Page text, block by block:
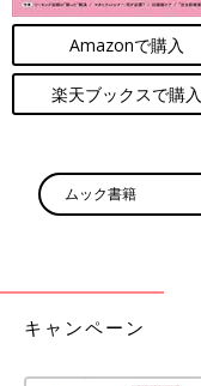
Amazonで購入
楽天ブックスで購入
ムック書籍
キャンペーン